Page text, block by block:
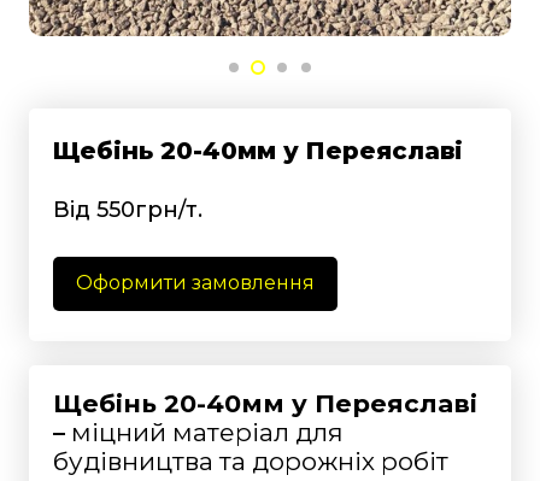
Щебінь 20-40мм у Переяславі
Від 550грн/т.
Оформити замовлення
Щебінь 20-40мм у Переяславі
– міцний матеріал для
будівництва та дорожніх робіт